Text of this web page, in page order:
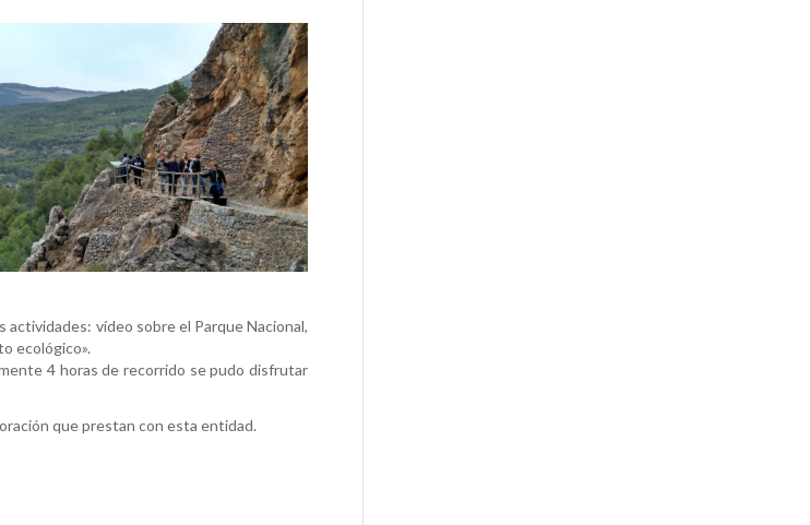
vídeo sobre el Parque Nacional,
ecológico».
4 horas de recorrido se pudo disfrutar
que prestan con esta entidad.